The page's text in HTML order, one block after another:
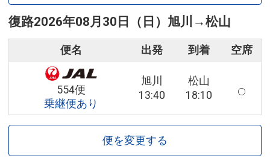
復路2026年08月30日（日） 旭川 →松山
便名 出発 到着 空席
554便
乗継便あり
旭川
13:40
松山
18:10
便を変更する